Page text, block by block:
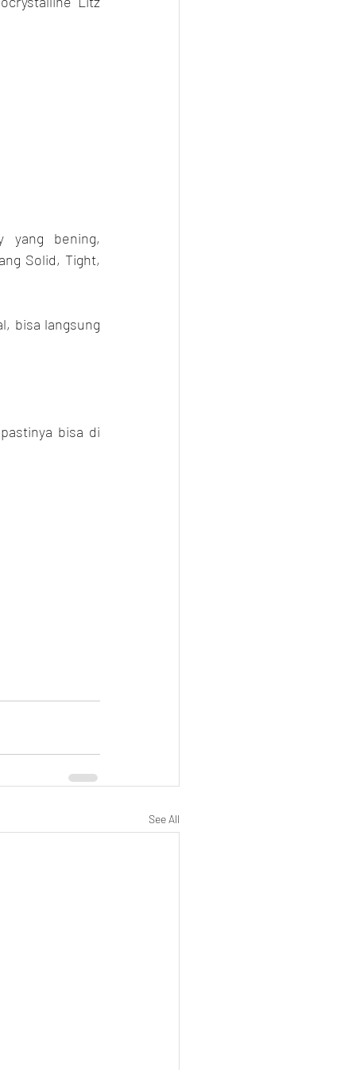
yang bening,
Solid, Tight,
bisa langsung
bisa di
See All